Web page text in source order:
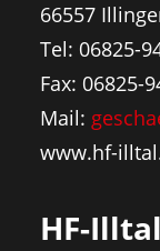
66557
Tel: 06825-
Fax: 06825-
Mail:
www.hf-
HF-Illtal